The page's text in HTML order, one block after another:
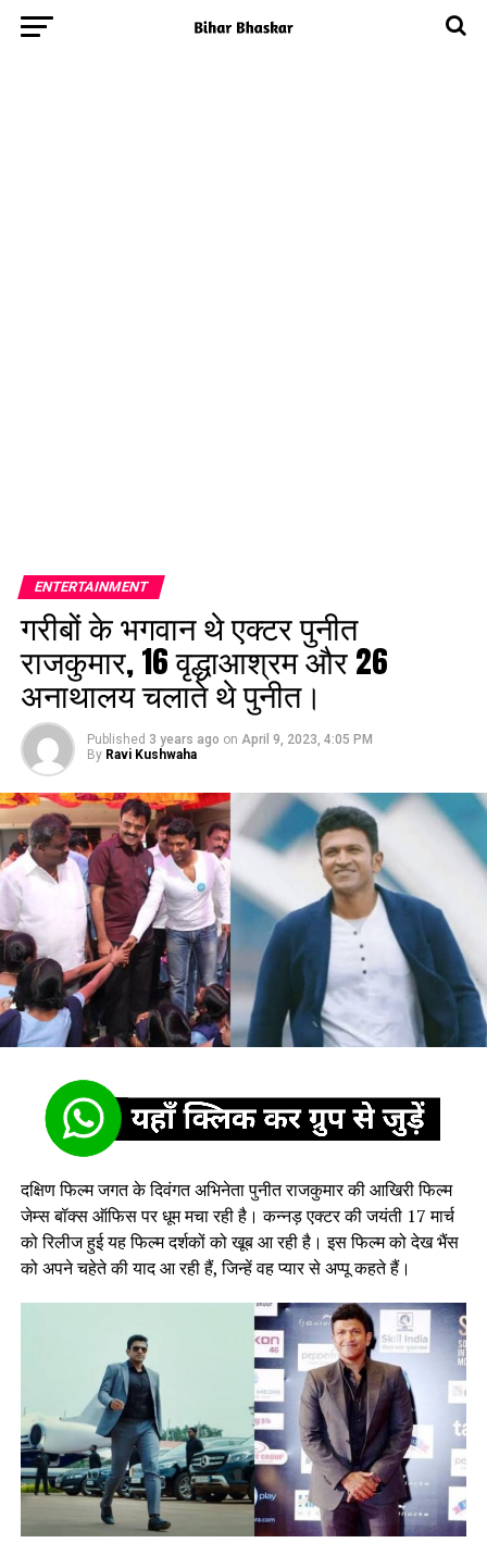
ENTERTAINMENT
गरीबों के भगवान थे एक्टर पुनीत
राजकुमार, 16 वृद्धाआश्रम और 26
अनाथालय चलाते थे पुनीत।
Published 3 years ago on April 9, 2023, 4:05 PM
By Ravi Kushwaha
दक्षिण फिल्म जगत के दिवंगत अभिनेता पुनीत राजकुमार की आखिरी फिल्म
जेम्स बॉक्स ऑफिस पर धूम मचा रही है। कन्नड़ एक्टर की जयंती 17 मार्च
को रिलीज हुई यह फिल्म दर्शकों को खूब आ रही है। इस फिल्म को देख भैंस
को अपने चहेते की याद आ रही हैं, जिन्हें वह प्यार से अप्पू कहते हैं।